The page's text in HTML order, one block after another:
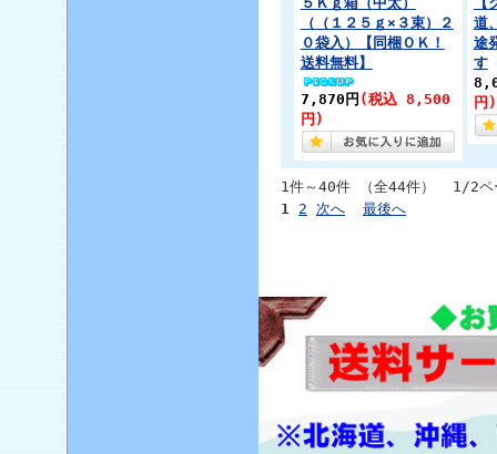
（（１２５ｇ×３束）２
０袋入）【同梱ＯＫ！
送料無料】
7,870円 (税込 8,500
円)
道
途
す
円)
1件～40件 （全44件） 1/2ペ
1 2 次へ 最後へ